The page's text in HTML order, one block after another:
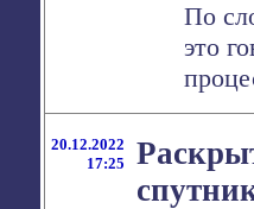
По
это
20.12.2022
17:25